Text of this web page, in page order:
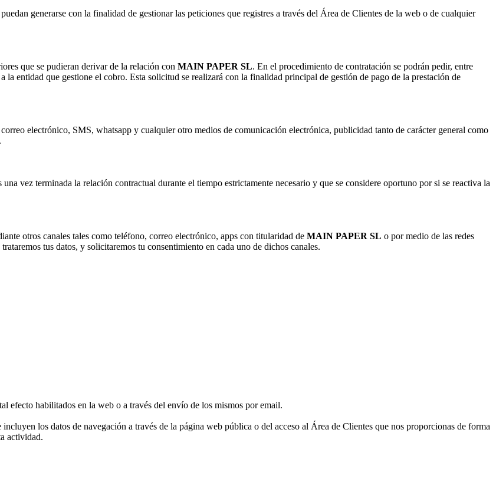
generarse con la finalidad de gestionar las peticiones que registres a través del Área de Clientes de la web o de cualquier
que se pudieran derivar de la relación con MAIN PAPER SL. En el procedimiento de contratación se podrán pedir, entre
la entidad que gestione el cobro. Esta solicitud se realizará con la finalidad principal de gestión de pago de la prestación de
electrónico, SMS, whatsapp y cualquier otro medios de comunicación electrónica, publicidad tanto de carácter general como
una vez terminada la relación contractual durante el tiempo estrictamente necesario y que se considere oportuno por si se reactiva la
otros canales tales como teléfono, correo electrónico, apps con titularidad de MAIN PAPER SL o por medio de las redes
tus datos, y solicitaremos tu consentimiento en cada uno de dichos canales.
efecto habilitados en la web o a través del envío de los mismos por email.
los datos de navegación a través de la página web pública o del acceso al Área de Clientes que nos proporcionas de forma
actividad.